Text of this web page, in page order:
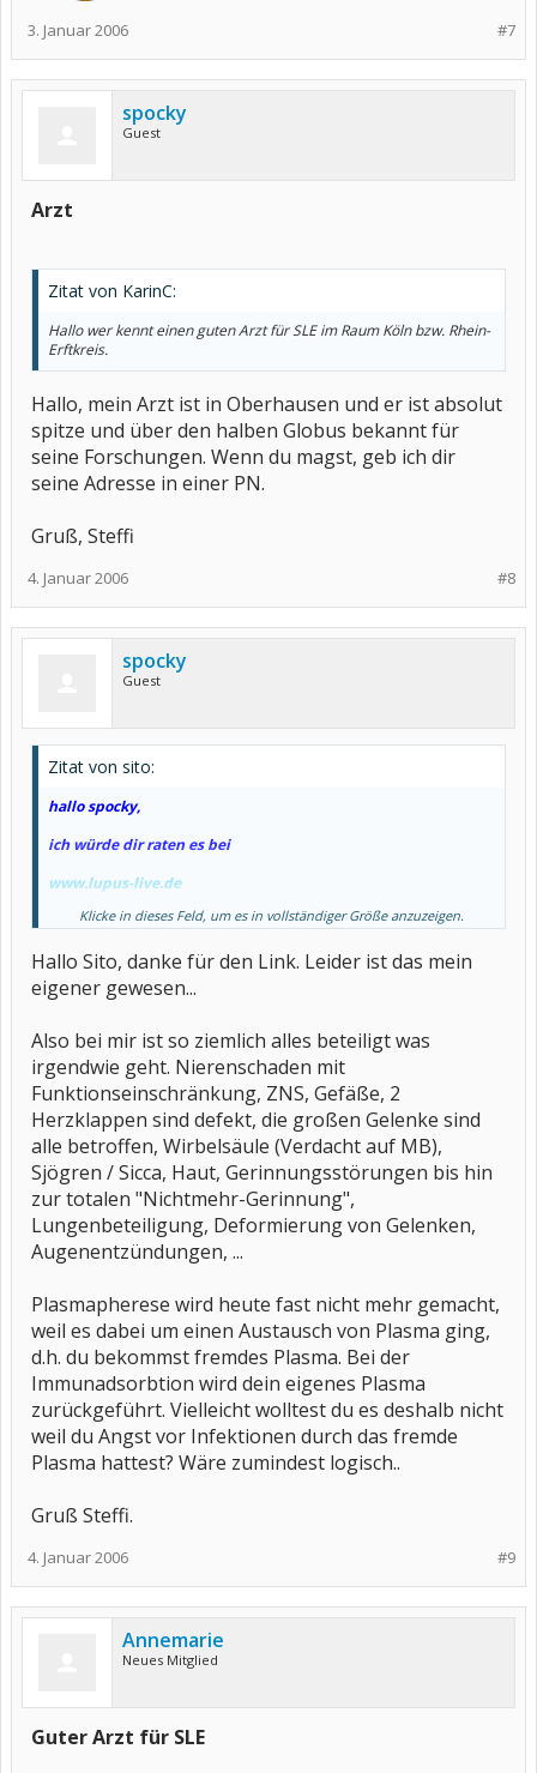
#7
3. Januar 2006
spocky
Guest
Arzt
Zitat von KarinC:
Hallo wer kennt einen guten Arzt für SLE im Raum Köln bzw. Rhein-
Erftkreis.
Hallo, mein Arzt ist in Oberhausen und er ist absolut
spitze und über den halben Globus bekannt für
seine Forschungen. Wenn du magst, geb ich dir
seine Adresse in einer PN.
Gruß, Steffi
#8
4. Januar 2006
spocky
Guest
Zitat von sito:
hallo spocky,
ich würde dir raten es bei
www.lupus-live.de
zu versuchen, falls du diese seite noch nicht kennst.
ich selbst habe systemischen lupus und bin an der dialyse.
mir wurde vor jahren eine plasmapherese von einem arzt
habe ich mich aber dagegen entschieden.
ich kann mich aber nicht mehr an die gründe erinnern die
mich zu dieser entscheidung gebracht haben. ich weis nur
noch das ich mir gedacht habe das ich das nur machen liese
wenn es echt für alles zu spät wäre.
hier noch ein link einer früheren diskussion, vielleicht hilft dir
dieser etwas weiter.
http://www.rheuma-online.de/phorum/showthread.php?
t=1224
darf ich fragen was du für beteiligungen hast?
sito
Klicke in dieses Feld, um es in vollständiger Größe anzuzeigen.
Hallo Sito, danke für den Link. Leider ist das mein
eigener gewesen...
Also bei mir ist so ziemlich alles beteiligt was
irgendwie geht. Nierenschaden mit
Funktionseinschränkung, ZNS, Gefäße, 2
Herzklappen sind defekt, die großen Gelenke sind
alle betroffen, Wirbelsäule (Verdacht auf MB),
Sjögren / Sicca, Haut, Gerinnungsstörungen bis hin
zur totalen "Nichtmehr-Gerinnung",
Lungenbeteiligung, Deformierung von Gelenken,
Augenentzündungen, ...
Plasmapherese wird heute fast nicht mehr gemacht,
weil es dabei um einen Austausch von Plasma ging,
d.h. du bekommst fremdes Plasma. Bei der
Immunadsorbtion wird dein eigenes Plasma
zurückgeführt. Vielleicht wolltest du es deshalb nicht
weil du Angst vor Infektionen durch das fremde
Plasma hattest? Wäre zumindest logisch..
Gruß Steffi.
#9
4. Januar 2006
Annemarie
Neues Mitglied
Guter Arzt für SLE